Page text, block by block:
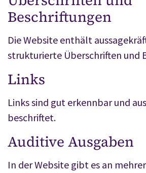
Beschriftungen
Die Website enthält
strukturierte Überschriften und
Links
Links sind gut erkennbar und
beschriftet.
Auditive Ausgaben
In der Website gibt es an